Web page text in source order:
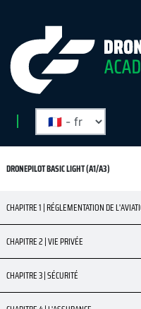
DRONEPILOT BASIC LIGHT (A1/A3)
CHAPITRE 1 | RÉGLEMENTATION DE
CHAPITRE 2 | VIE PRIVÉE
CHAPITRE 3 | SÉCURITÉ